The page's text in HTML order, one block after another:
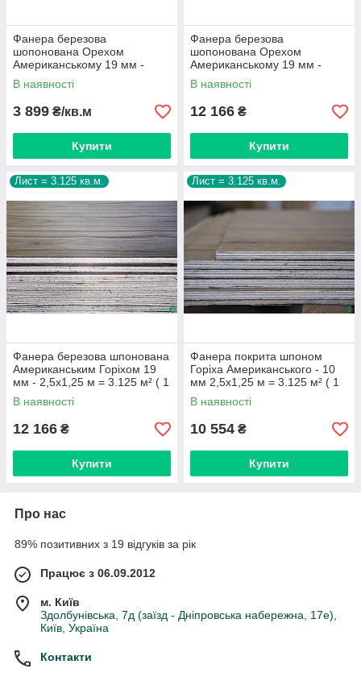
Фанера березова
шопонована Орехом
Американському 19 мм -
2,5х1,25 м
В наявності
3 899 ₴/кв.м
Купити
Фанера березова
шопонована Орехом
Американському 19 мм -
2,5х1,25 м = 3.125 м² ( 1 лист
)В наявності
12 166 ₴
Купити
Лист = 3.125 кв.м.
Фанера березова шпонована
Американським Горіхом 19
мм - 2,5х1,25 м = 3.125 м² ( 1
лист )
В наявності
12 166 ₴
Купити
Лист = 3.125 кв.м.
Фанера покрита шпоном
Горіха Американського - 10
мм 2,5х1,25 м = 3.125 м² ( 1
лист )
В наявності
10 554 ₴
Купити
Про нас
89% позитивних з 19 відгуків за рік
Працює з 06.09.2012
м. Київ
Здолбунівська, 7д (заїзд - Дніпровська набережна, 17е),
Київ, Україна
Контакти